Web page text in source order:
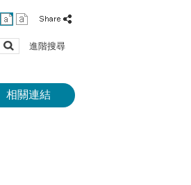
搜
尋
進階搜尋
相關連結